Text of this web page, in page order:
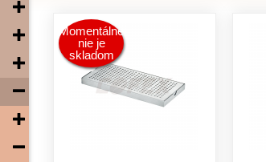
Momentálne
nie je
skladom